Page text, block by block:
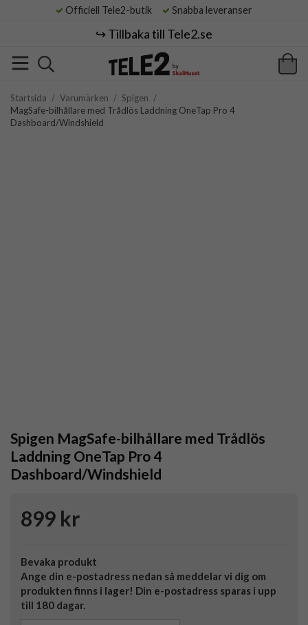
Officiell Tele2-butik Snabba leveranser
↪️ Tillbaka till Tele2.se
Startsida / Varumärken / Spigen /
MagSafe-bilhållare med Trådlös Laddning OneTap Pro 4
Dashboard/Windshield
Spigen MagSafe-bilhållare med Trådlös
Laddning OneTap Pro 4
Dashboard/Windshield
899 kr
Bevaka produkt
Ange din e-postadress nedan så meddelar vi dig om
produkten finns i lager! Din e-postadress sparas i upp
till 180 dagar.